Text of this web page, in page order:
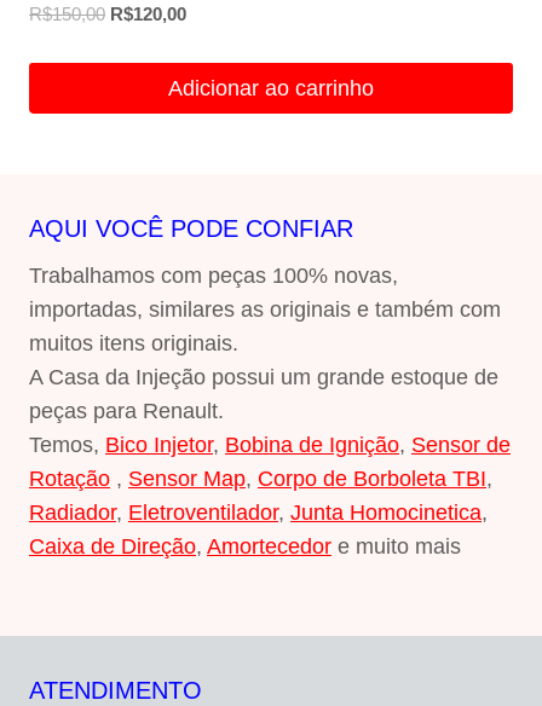
R$150,00 O
R$120,00O
é:
Adicionar ao carrinho
AQUI VOCÊ PODE CONFIAR
Trabalhamos com peças 100% novas,
importadas, similares as originais e também com
muitos itens originais.
A Casa da Injeção possui um grande estoque de
peças para Renault.
Temos, Bico Injetor, Bobina de Ignição, Sensor de
Rotação , Sensor Map, Corpo de Borboleta TBI,
Radiador, Eletroventilador, Junta Homocinetica,
Caixa de Direção, Amortecedor e muito mais
ATENDIMENTO